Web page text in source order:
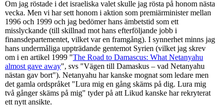
Om jag röstade i det israeliska valet skulle jag rösta på honom nästa
vecka. Men vi har sett honom i aktion som premiärminister mellan
1996 och 1999 och jag bedömer hans ämbetstid som ett
misslyckande (till skillnad mot hans efterföljande jobb i
finansdepartementet, vilket var en framgång). I synnerhet minns jag
hans undermåliga uppträdande gentemot Syrien (vilket jag skrev
om i en artikel 1999 "The Road to Damascus: What Netanyahu
almost gave away", svs "Vägen till Damaskus – vad Netanyahu
nästan gav bort"). Netanyahu har kanske mognat som ledare men
det gamla ordspråket "Lura mig en gång skäms på dig. Lura mig
två gånger skäms på mig" tyder på att Likud kanske har rekryterat
ett nytt ansikte.